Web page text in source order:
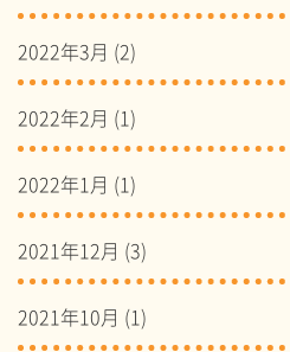
2022年3月 (2)
2022年2月 (1)
2022年1月 (1)
2021年12月 (3)
2021年10月 (1)